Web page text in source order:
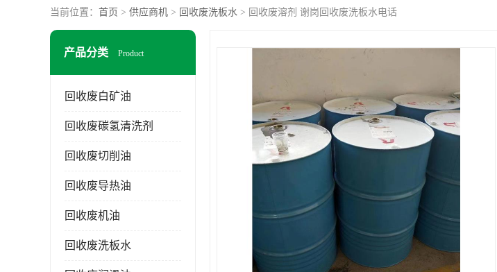
当前位置： 首页 > 供应商机 > 回收废洗板水 > 回收废溶剂 谢岗回收废洗板水电话
产品分类 Product
回收废白矿油
回收废碳氢清洗剂
回收废切削油
回收废导热油
回收废机油
回收废洗板水